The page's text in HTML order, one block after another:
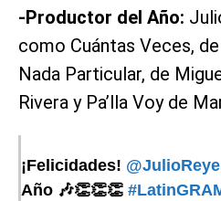
-Productor del Año:
como Cuántas Veces,
Nada Particular, de
Rivera y Pa’lla Voy de
¡Felicidades!
Año 🎶👏👏👏